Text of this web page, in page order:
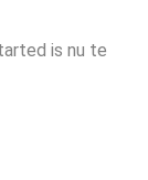
is nu te